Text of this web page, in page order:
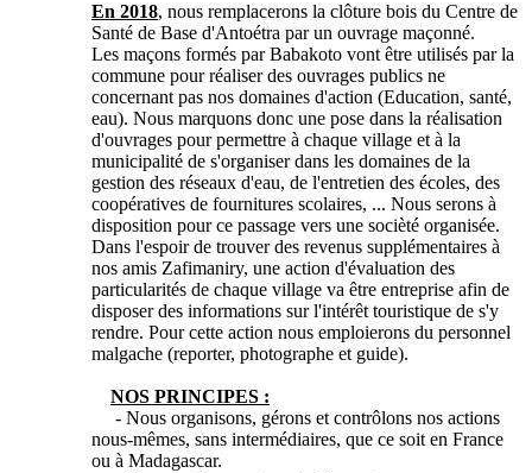
En 2018, nous remplacerons la clôture bois du Centre de
Santé de Base d'Antoétra par un ouvrage maçonné.
Les maçons formés par Babakoto vont être utilisés par la
commune pour réaliser des ouvrages publics ne
concernant pas nos domaines d'action (Education, santé,
eau). Nous marquons donc une pose dans la réalisation
d'ouvrages pour permettre à chaque village et à la
municipalité de s'organiser dans les domaines de la
gestion des réseaux d'eau, de l'entretien des écoles, des
coopératives de fournitures scolaires, ... Nous serons à
disposition pour ce passage vers une socièté organisée.
Dans l'espoir de trouver des revenus supplémentaires à
nos amis Zafimaniry, une action d'évaluation des
particularités de chaque village va être entreprise afin de
disposer des informations sur l'intérêt touristique de s'y
rendre. Pour cette action nous emploierons du personnel
malgache (reporter, photographe et guide).
NOS PRINCIPES :
- Nous organisons, gérons et contrôlons nos actions
nous-mêmes, sans intermédiaires, que ce soit en France
ou à Madagascar.